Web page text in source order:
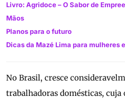
Livro: Agridoce – O Sabor de
Mãos
Planos para o futuro
Dicas da Mazé Lima para mulheres
No Brasil, cresce
trabalhadoras domésticas, cuja